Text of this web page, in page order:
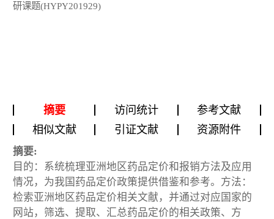
研课题(HYPY201929)
摘要 访问统计
参考文献
相似文献
引证文献 资源附件
摘要:
目的：系统梳理亚洲地区药品定价和报销方法及应用
情况，为我国药品定价政策提供借鉴和参考。方法：
检索亚洲地区药品定价相关文献，并通过对应国家的
网站，筛选、提取、汇总药品定价的相关政策、方